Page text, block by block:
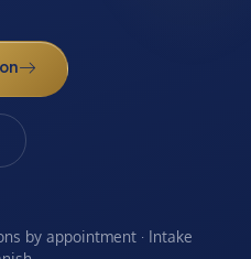
by appointment · Intake